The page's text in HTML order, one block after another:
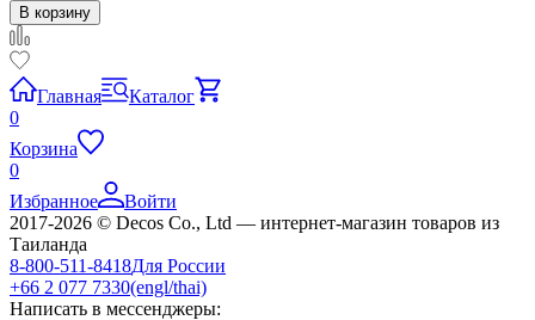
В корзину
Главная
Каталог
0
Корзина
0
Избранное
Войти
2017-2026 © Decos Co., Ltd — интернет-магазин товаров из
Таиланда
8-800-511-8418Для России
+66 2 077 7330(engl/thai)
Написать в мессенджеры: